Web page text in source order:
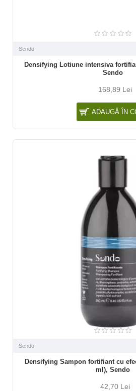
Sendo
Densifying Lotiune intensiva
Sendo
168,89 Lei
ADAUGĂ ÎN
Sendo
Densifying Sampon fortifiant cu
ml), Sendo
42,70 Lei